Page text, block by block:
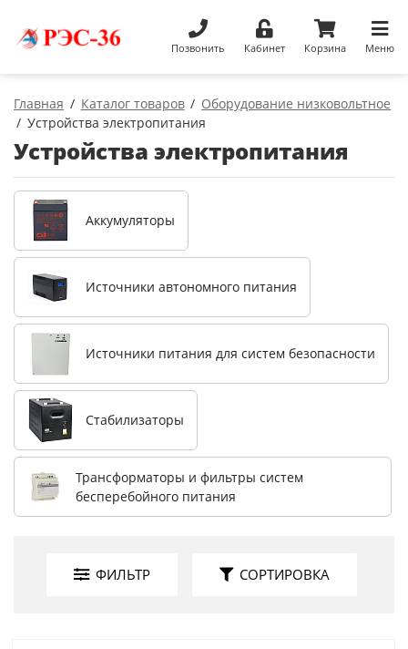
Позвонить Кабинет Корзина Меню
Главная Каталог товаров
Оборудование низковольтное
Устройства электропитания
Устройства электропитания
Аккумуляторы
Источники автономного питания
Источники питания для систем безопасности
Стабилизаторы
Трансформаторы и фильтры систем
бесперебойного питания
ФИЛЬТР СОРТИРОВКА